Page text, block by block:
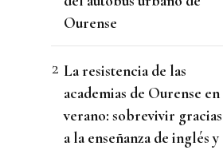
Ourense
La resistencia de las
academias de Ourense en
verano: sobrevivir gracias
a la enseñanza de inglés y